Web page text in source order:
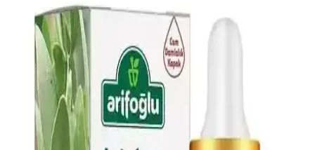
Saç porozitesi, saçın nemi tutma kapasitesini belirler. Basit testlerle
seviyenizi öğrenip, uygun ürünlerle saç sağlığınızı koruyabilirsiniz.
2024 Yılında Öne Çıkacak Saç Modelleri ve Güzellik
Trendleri
2024 yılında doğal ve bakım kolaylığı sağlayan saç stilleri ön planda
olacak. Trendler henüz net olmasa da, kişisel stil ve moda
gelişmeleri doğrultusunda seçimler yapılabilir.